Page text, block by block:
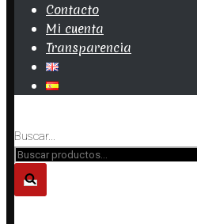
Contacto
Mi cuenta
Transparencia
Buscar...